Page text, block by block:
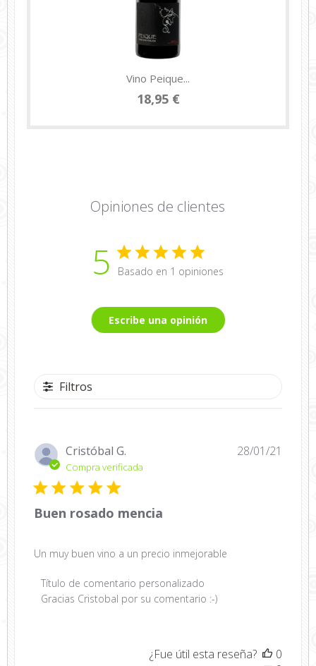
Vino Peique...
18,95 €
Opiniones de clientes
5 Basado en 1 opiniones
Escribe una opinión
Filtros
Cristóbal G.
Compra verificada
Buen rosado mencia
Un muy buen vino a un precio inmejorable
Comentarios
del
Título de comentario personalizado
Gracias Cristobal por su comentario :-)
28/01/21
¿Fue útil esta reseña?
0